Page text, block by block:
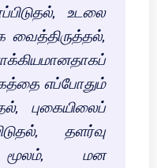
உடலை
வைத்திருத்தல்,
எப்போதும்
புகையிலைப்
தளர்வு
மூலம், மன